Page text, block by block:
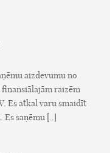
aizdevumu no
raizēm
Es atkal varu smaidīt
Es saņēmu [..]